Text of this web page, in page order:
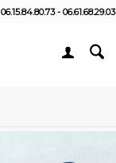
06.15.84.80.73 - 06.61.68.29.03